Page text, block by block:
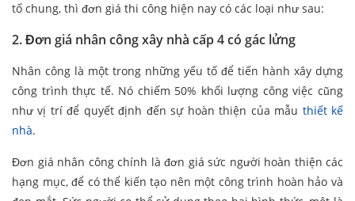
tố chung, thì đơn giá thi công hiện nay có các loại như sau:
2. Đơn giá nhân công xây nhà cấp 4 có gác lửng
Nhân công là một trong những yếu tố để tiến hành xây dựng
công trình thực tế. Nó chiếm 50% khối lượng công việc cũng
như vị trí để quyết định đến sự hoàn thiện của mẫu thiết kế
nhà.
Đơn giá nhân công chính là đơn giá sức người hoàn thiện các
hạng mục, để có thể kiến tạo nên một công trình hoàn hảo và